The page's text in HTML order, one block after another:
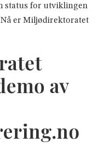
status for utviklingen
er Miljødirektoratet
av